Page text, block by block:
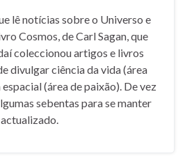
lê notícias sobre o Universo e
Cosmos, de Carl Sagan, que
coleccionou artigos e livros
divulgar ciência da vida (área
(área de paixão). De vez
sebentas para se manter
actualizado.